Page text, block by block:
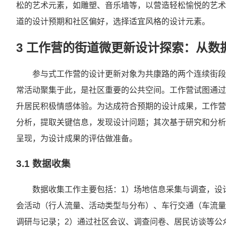
松的艺术元素，如雕塑、音乐墙等，以营造轻松愉悦的艺
道的设计预期和社区偏好，选择适宜风格的设计元素。
3 工作营的街道微更新设计探索：从数
参与式工作营的设计更新对象为共康路的两个连续街
常活动聚集于此，是社区重要的公共空间。工作营试图通
升居民积极情感体验。为达成符合预期的设计成果，工作
分析，提取关键信息，发现设计问题；其次基于研究和分
呈现，为设计成果的评估做准备。
3.1 数据收集
数据收集工作主要包括：1）场地信息采集与调查，
会活动（行人流量、活动类型与分布）、车行交通（车流
调研与记录；2）通过社区会议、调查问卷、居民访谈等